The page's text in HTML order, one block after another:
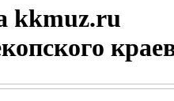
kkmuz.ru